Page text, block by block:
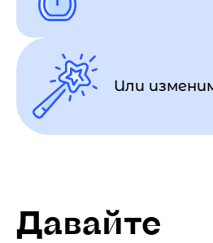
Или
Давайте